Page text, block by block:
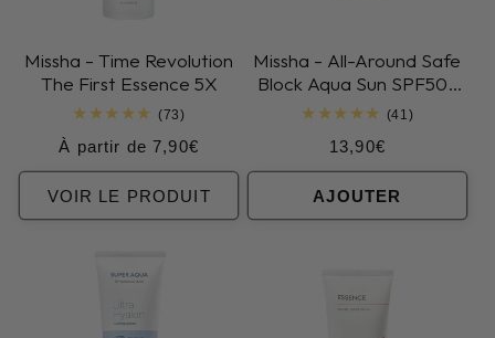
Missha - Time Revolution
The First Essence 5X
(73)73
des
Prix
habituel
À partir de 7,90€
VOIR LE PRODUIT
Missha - All-Around Safe
Block Aqua Sun SPF50+
PA++++(41)41
Prix
habituel
13,90€
AJOUTER